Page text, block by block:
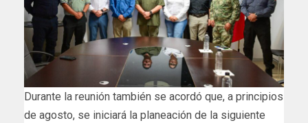
Durante la reunión también se acordó que, a principios
de agosto, se iniciará la planeación de la siguiente